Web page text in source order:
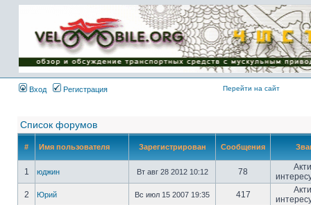
Имя пользователя:
Пароль:
{ LOG_ME_IN_SHORT
}
Вход
Регистрация Перейти на сайт
Список форумов
# Имя пользователя Зарегистрирован Сообщения
1 юджин Вт авг 28 2012 10:12 78
2
Юрий Вс июл 15 2007 19:35 417